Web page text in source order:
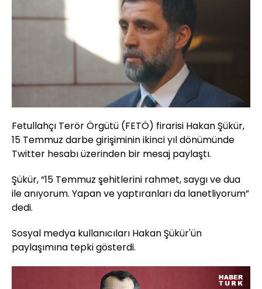
Fetullahçı Terör Örgütü (FETÖ) firarisi Hakan Şükür,
15 Temmuz darbe girişiminin ikinci yıl dönümünde
Twitter hesabı üzerinden bir mesaj paylaştı.
Şükür, “15 Temmuz şehitlerini rahmet, saygı ve dua
ile anıyorum. Yapan ve yaptıranları da lanetliyorum”
dedi.
Sosyal medya kullanıcıları Hakan Şükür'ün
paylaşımına tepki gösterdi.